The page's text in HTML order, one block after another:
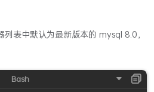
表中默认为最新版本的 mysql 8.0，